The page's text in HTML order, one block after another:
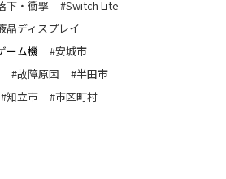
下・衝撃
#Switch Lite
晶ディスプレイ
ーム機
#安城市
#故障原因
#半田市
#知立市
#市区町村